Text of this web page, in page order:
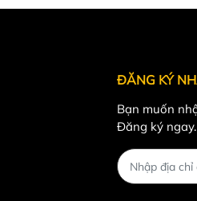
ĐĂNG KÝ
Bạn muốn
Đăng ký ngay.